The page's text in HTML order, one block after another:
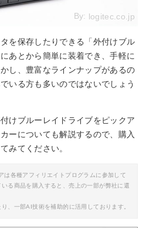
By: logitec.co.jp
を保存したりできる「外付けブル
あとから簡単に装着でき、手軽に
し、豊富なラインナップがあるの
いる方も多いのではないでしょう
けブルーレイドライブをピックア
ーについても解説するので、購入
みてください。
各種アフィリエイトプログラムに参加して
る商品を購入すると、売上の一部が弊社に還
、一部AI技術を補助的に活用しております。